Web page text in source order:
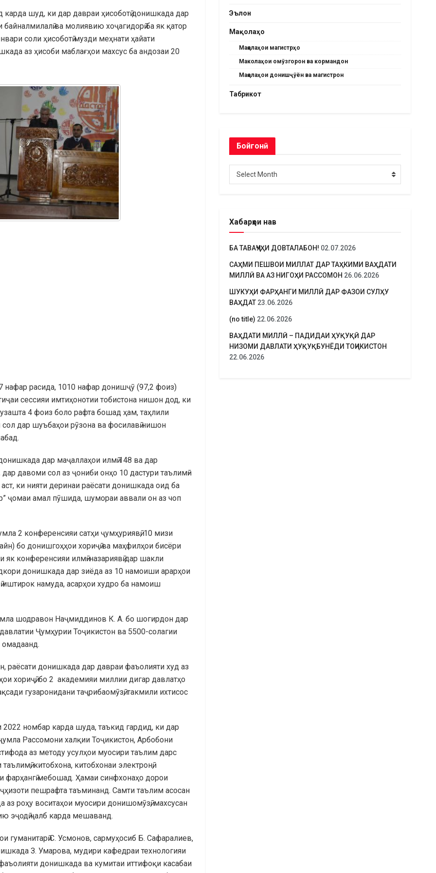
шуд, ки дар давраи ҳисоботӣ донишкада дар
ва молиявию хоҷагидорӣ ба як қатор
соли ҳисоботӣ музди меҳнати ҳайати
аз ҳисоби маблағҳои махсус ба андозаи 20
расида, 1010 нафар донишҷӯ (97,2 фоиз)
сессияи имтиҳонотии тобистона нишон дод, ки
4 фоиз боло рафта бошад ҳам, таҳлили
дар шуъбаҳои рӯзона ва фосилавӣ нишон
дар маҷаллаҳои илмӣ 148 ва дар
давоми сол аз ҷониби онҳо 10 дастури таълимӣ-
ки нияти деринаи раёсати донишкада оид ба
ҷомаи амал пӯшида, шумораи аввали он аз чоп
2 конференсияи сатҳи ҷумҳуриявӣ, 10 мизи
бо донишгоҳҳои хориҷӣ ва маҳфилҳои бисёри
конференсияи илмӣ-назариявӣ дар шакли
донишкада дар зиёда аз 10 намоиши арарҳои
иштирок намуда, асарҳои худро ба намоиш
шодравон Наҷмиддинов К. А. бо шогирдон дар
Ҷумҳурии Тоҷикистон ва 5500-солагии
омадаанд.
раёсати донишкада дар давраи фаъолияти худ аз
хориҷӣ, бо 2 академияи миллии дигар давлатҳо
гузаронидани таҷрибаомӯзӣ, такмили ихтисос
номбар карда шуда, таъкид гардид, ки дар
Рассомони халқии Тоҷикистон, Арбобони
аз методу усулҳои муосири таълим дарс
китобхона, китобхонаи электронӣ,
фарҳангӣ мебошад. Ҳамаи синфхонаҳо дорои
пешрафта таъминанд. Самти таълим асосан
роҳу воситаҳои муосири донишомӯзӣ, махсусан
эҷодӣ ҷалб карда мешаванд.
гуманитарӣ С. Усмонов, сармуҳосиб Б. Сафаралиев,
З. Умарова, мудири кафедраи технологияи
донишкада ва кумитаи иттифоқи касабаи
Эълон
Мақолаҳо
Мақолаҳои магистрҳо
Маколаҳои омӯзгорон ва кормандон
Мақолаҳои донишҷӯён ва магистрон
Табрикот
Бойгонӣ
Select Month
Хабарҳои нав
БА ТАВАҶҶУҲИ ДОВТАЛАБОН! 02.07.2026
САҲМИ ПЕШВОИ МИЛЛАТ ДАР ТАҲКИМИ ВАҲДАТИ
МИЛЛӢ ВА АЗ НИГОҲИ РАССОМОН 26.06.2026
ШУКУҲИ ФАРҲАНГИ МИЛЛӢ ДАР ФАЗОИ СУЛҲУ
ВАҲДАТ 23.06.2026
(no title) 22.06.2026
ВАҲДАТИ МИЛЛӢ – ПАДИДАИ ҲУҚУҚӢ ДАР
НИЗОМИ ДАВЛАТИ ҲУҚУҚБУНЁДИ ТОҶИКИСТОН
22.06.2026